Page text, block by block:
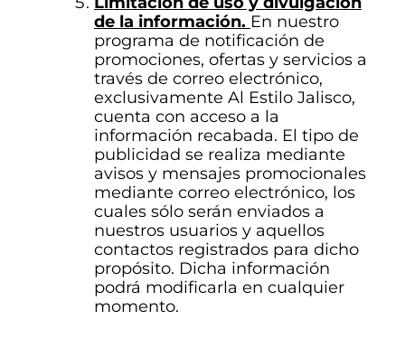
de la información. En nuestro
programa de notificación de
promociones, ofertas y servicios a
través de correo electrónico,
exclusivamente Al Estilo Jalisco,
cuenta con acceso a la
información recabada. El tipo de
publicidad se realiza mediante
avisos y mensajes promocionales
mediante correo electrónico, los
cuales sólo serán enviados a
nuestros usuarios y aquellos
contactos registrados para dicho
propósito. Dicha información
podrá modificarla en cualquier
momento.